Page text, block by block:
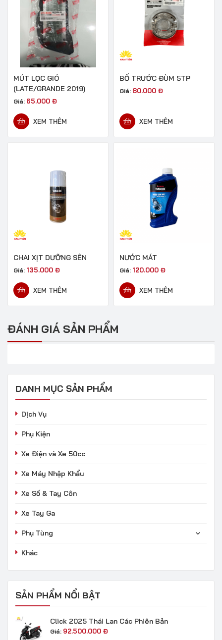
MÚT LỌC GIÓ
(LATE/GRANDE 2019)
Giá: 65.000 Đ
XEM THÊM
BỐ TRƯỚC ĐÙM 5TP
Giá: 80.000 Đ
XEM THÊM
CHAI XỊT DƯỠNG SÊN
Giá: 135.000 Đ
XEM THÊM
NƯỚC MÁT
Giá: 120.000 Đ
XEM THÊM
ĐÁNH GIÁ SẢN PHẨM
DANH MỤC SẢN PHẨM
Dịch Vụ
Phụ Kiện
Xe Điện và Xe 50cc
Xe Máy Nhập Khẩu
Xe Số & Tay Côn
Xe Tay Ga
Phụ Tùng
Khác
SẢN PHẨM NỔI BẬT
Click 2025 Thái Lan Các Phiên Bản
Giá: 92.500.000 Đ